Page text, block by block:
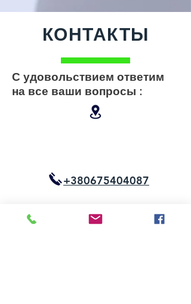
КОНТАКТЫ
С удовольствием ответим
на все ваши вопросы :
+380675404087
+380505404087